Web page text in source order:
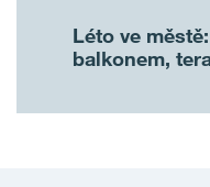
Léto ve
balkonem,